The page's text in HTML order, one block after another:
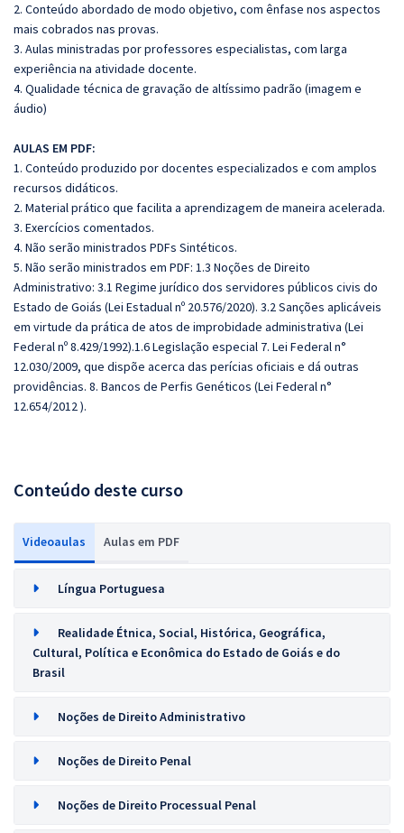
2. Conteúdo abordado de modo objetivo, com ênfase nos aspectos
mais cobrados nas provas.
3. Aulas ministradas por professores especialistas, com larga
experiência na atividade docente.
4. Qualidade técnica de gravação de altíssimo padrão (imagem e
áudio)
AULAS EM PDF:
1. Conteúdo produzido por docentes especializados e com amplos
recursos didáticos.
2. Material prático que facilita a aprendizagem de maneira acelerada.
3. Exercícios comentados.
4. Não serão ministrados PDFs Sintéticos.
5. Não serão ministrados em PDF: 1.3 Noções de Direito
Administrativo: 3.1 Regime jurídico dos servidores públicos civis do
Estado de Goiás (Lei Estadual nº 20.576/2020). 3.2 Sanções aplicáveis
em virtude da prática de atos de improbidade administrativa (Lei
Federal nº 8.429/1992).1.6 Legislação especial 7. Lei Federal n°
12.030/2009, que dispõe acerca das perícias oficiais e dá outras
providências. 8. Bancos de Perfis Genéticos (Lei Federal n°
12.654/2012 ).
Conteúdo deste curso
Videoaulas Aulas em PDF
Língua Portuguesa
Realidade Étnica, Social, Histórica, Geográfica,
Cultural, Política e Econômica do Estado de Goiás e do
Brasil
Noções de Direito Administrativo
Noções de Direito Penal
Noções de Direito Processual Penal